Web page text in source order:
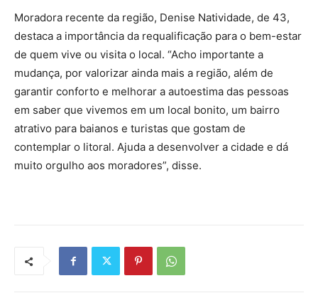
Moradora recente da região, Denise Natividade, de 43,
destaca a importância da requalificação para o bem-estar
de quem vive ou visita o local. “Acho importante a
mudança, por valorizar ainda mais a região, além de
garantir conforto e melhorar a autoestima das pessoas
em saber que vivemos em um local bonito, um bairro
atrativo para baianos e turistas que gostam de
contemplar o litoral. Ajuda a desenvolver a cidade e dá
muito orgulho aos moradores”, disse.